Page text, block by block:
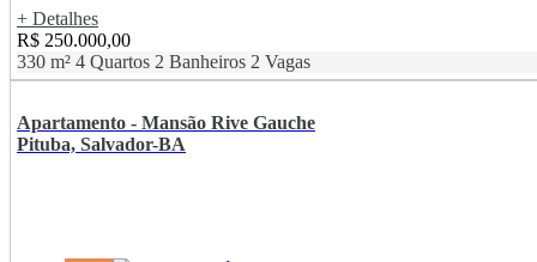
+ Detalhes
R$ 250.000,00
330 m² 4 Quartos 2 Banheiros 2 Vagas
Apartamento - Mansão Rive Gauche
Pituba, Salvador-BA